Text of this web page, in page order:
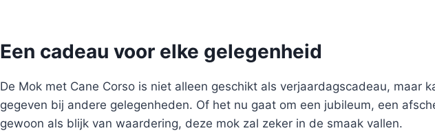
Een cadeau voor elke gelegenheid
De Mok met Cane Corso is niet alleen geschikt als verjaardagscadeau, maar
gegeven bij andere gelegenheden. Of het nu gaat om een jubileum, een
gewoon als blijk van waardering, deze mok zal zeker in de smaak vallen.